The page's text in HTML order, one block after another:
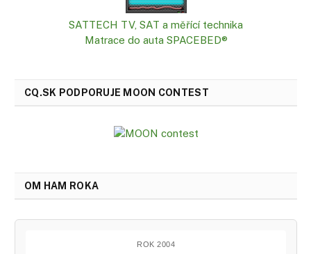
SATTECH TV, SAT a měřící technika
Matrace do auta SPACEBED®
CQ.SK PODPORUJE MOON CONTEST
OM HAM ROKA
ROK 2004